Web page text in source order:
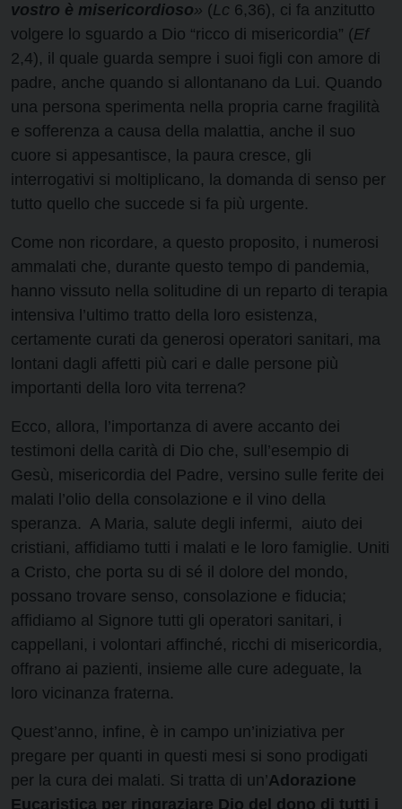
vostro è misericordioso» (Lc 6,36), ci fa anzitutto
volgere lo sguardo a Dio “ricco di misericordia” (Ef
2,4), il quale guarda sempre i suoi figli con amore di
padre, anche quando si allontanano da Lui. Quando
una persona sperimenta nella propria carne fragilità
e sofferenza a causa della malattia, anche il suo
cuore si appesantisce, la paura cresce, gli
interrogativi si moltiplicano, la domanda di senso per
tutto quello che succede si fa più urgente.
Come non ricordare, a questo proposito, i numerosi
ammalati che, durante questo tempo di pandemia,
hanno vissuto nella solitudine di un reparto di terapia
intensiva l’ultimo tratto della loro esistenza,
certamente curati da generosi operatori sanitari, ma
lontani dagli affetti più cari e dalle persone più
importanti della loro vita terrena?
Ecco, allora, l’importanza di avere accanto dei
testimoni della carità di Dio che, sull’esempio di
Gesù, misericordia del Padre, versino sulle ferite dei
malati l’olio della consolazione e il vino della
speranza. A Maria, salute degli infermi, aiuto dei
cristiani, affidiamo tutti i malati e le loro famiglie. Uniti
a Cristo, che porta su di sé il dolore del mondo,
possano trovare senso, consolazione e fiducia;
affidiamo al Signore tutti gli operatori sanitari, i
cappellani, i volontari affinché, ricchi di misericordia,
offrano ai pazienti, insieme alle cure adeguate, la
loro vicinanza fraterna.
Quest’anno, infine, è in campo un’iniziativa per
pregare per quanti in questi mesi si sono prodigati
per la cura dei malati. Si tratta di un’Adorazione
Eucaristica per ringraziare Dio del dono di tutti i